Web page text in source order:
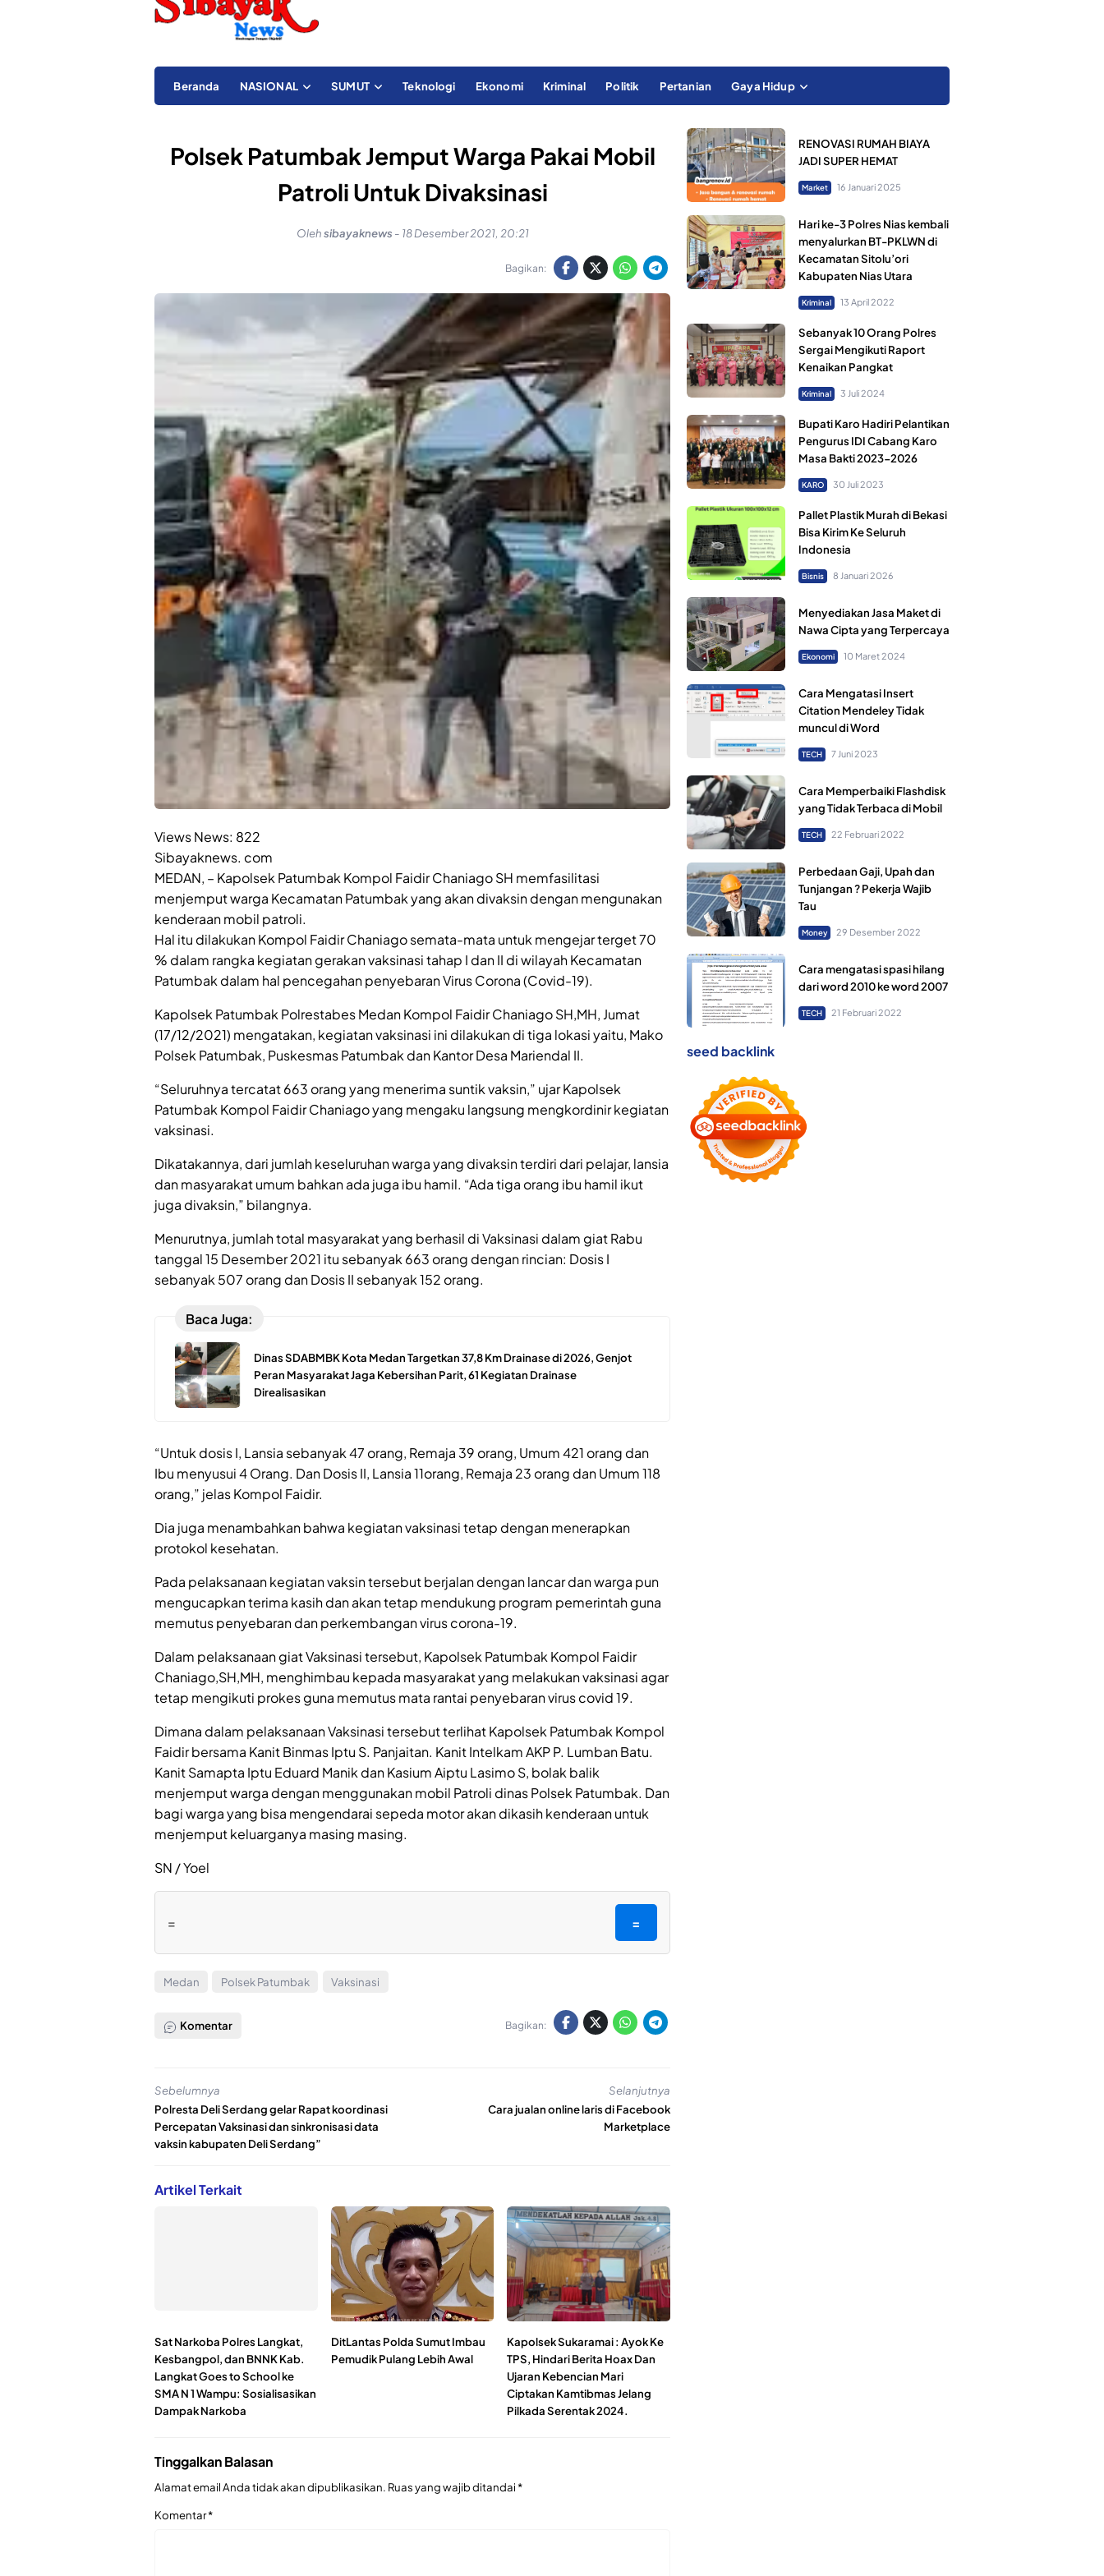
Beranda NASIONAL SUMUT Teknologi Ekonomi Kriminal Politik Pertanian Gaya Hidup
Polsek Patumbak Jemput Warga Pakai Mobil
Patroli Untuk Divaksinasi
Olehsibayaknews - 18 Desember 2021, 20:21
Bagikan:
Views News: 822
Sibayaknews. com
MEDAN, – Kapolsek Patumbak Kompol Faidir Chaniago SH memfasilitasi
menjemput warga Kecamatan Patumbak yang akan divaksin dengan mengunakan
kenderaan mobil patroli.
Hal itu dilakukan Kompol Faidir Chaniago semata-mata untuk mengejar terget 70
% dalam rangka kegiatan gerakan vaksinasi tahap I dan II di wilayah Kecamatan
Patumbak dalam hal pencegahan penyebaran Virus Corona (Covid-19).
Kapolsek Patumbak Polrestabes Medan Kompol Faidir Chaniago SH,MH, Jumat
(17/12/2021) mengatakan, kegiatan vaksinasi ini dilakukan di tiga lokasi yaitu, Mako
Polsek Patumbak, Puskesmas Patumbak dan Kantor Desa Mariendal II.
“Seluruhnya tercatat 663 orang yang menerima suntik vaksin,” ujar Kapolsek
Patumbak Kompol Faidir Chaniago yang mengaku langsung mengkordinir kegiatan
vaksinasi.
Dikatakannya, dari jumlah keseluruhan warga yang divaksin terdiri dari pelajar, lansia
dan masyarakat umum bahkan ada juga ibu hamil. “Ada tiga orang ibu hamil ikut
juga divaksin,” bilangnya.
Menurutnya, jumlah total masyarakat yang berhasil di Vaksinasi dalam giat Rabu
tanggal 15 Desember 2021 itu sebanyak 663 orang dengan rincian: Dosis I
sebanyak 507 orang dan Dosis II sebanyak 152 orang.
Baca Juga:
Dinas SDABMBK Kota Medan Targetkan 37,8 Km Drainase di 2026, Genjot
Peran Masyarakat Jaga Kebersihan Parit, 61 Kegiatan Drainase
Direalisasikan
“Untuk dosis I, Lansia sebanyak 47 orang, Remaja 39 orang, Umum 421 orang dan
Ibu menyusui 4 Orang. Dan Dosis II, Lansia 11orang, Remaja 23 orang dan Umum 118
orang,” jelas Kompol Faidir.
Dia juga menambahkan bahwa kegiatan vaksinasi tetap dengan menerapkan
protokol kesehatan.
Pada pelaksanaan kegiatan vaksin tersebut berjalan dengan lancar dan warga pun
mengucapkan terima kasih dan akan tetap mendukung program pemerintah guna
memutus penyebaran dan perkembangan virus corona-19.
Dalam pelaksanaan giat Vaksinasi tersebut, Kapolsek Patumbak Kompol Faidir
Chaniago,SH,MH, menghimbau kepada masyarakat yang melakukan vaksinasi agar
tetap mengikuti prokes guna memutus mata rantai penyebaran virus covid 19.
Dimana dalam pelaksanaan Vaksinasi tersebut terlihat Kapolsek Patumbak Kompol
Faidir bersama Kanit Binmas Iptu S. Panjaitan. Kanit Intelkam AKP P. Lumban Batu.
Kanit Samapta Iptu Eduard Manik dan Kasium Aiptu Lasimo S, bolak balik
menjemput warga dengan menggunakan mobil Patroli dinas Polsek Patumbak. Dan
bagi warga yang bisa mengendarai sepeda motor akan dikasih kenderaan untuk
menjemput keluarganya masing masing.
SN / Yoel
= =
Medan Polsek Patumbak Vaksinasi
Komentar Bagikan:
Sebelumnya
Polresta Deli Serdang gelar Rapat koordinasi
Percepatan Vaksinasi dan sinkronisasi data
vaksin kabupaten Deli Serdang”
Selanjutnya
Cara jualan online laris di Facebook
Marketplace
Artikel Terkait
Sat Narkoba Polres Langkat,
Kesbangpol, dan BNNK Kab.
Langkat Goes to School ke
SMA N 1 Wampu: Sosialisasikan
Dampak Narkoba
DitLantas Polda Sumut Imbau
Pemudik Pulang Lebih Awal
Kapolsek Sukaramai : Ayok Ke
TPS, Hindari Berita Hoax Dan
Ujaran Kebencian Mari
Ciptakan Kamtibmas Jelang
Pilkada Serentak 2024.
Tinggalkan Balasan
Alamat email Anda tidak akan dipublikasikan. Ruas yang wajib ditandai*
Komentar*
RENOVASI RUMAH BIAYA
JADI SUPER HEMAT
Market 16 Januari 2025
Hari ke-3 Polres Nias kembali
menyalurkan BT-PKLWN di
Kecamatan Sitolu’ori
Kabupaten Nias Utara
Kriminal 13 April 2022
Sebanyak 10 Orang Polres
Sergai Mengikuti Raport
Kenaikan Pangkat
Kriminal 3 Juli 2024
Bupati Karo Hadiri Pelantikan
Pengurus IDI Cabang Karo
Masa Bakti 2023-2026
KARO 30 Juli 2023
Pallet Plastik Murah di Bekasi
Bisa Kirim Ke Seluruh
Indonesia
Bisnis 8 Januari 2026
Menyediakan Jasa Maket di
Nawa Cipta yang Terpercaya
Ekonomi 10 Maret 2024
Cara Mengatasi Insert
Citation Mendeley Tidak
muncul di Word
TECH 7 Juni 2023
Cara Memperbaiki Flashdisk
yang Tidak Terbaca di Mobil
TECH 22 Februari 2022
Perbedaan Gaji, Upah dan
Tunjangan ? Pekerja Wajib
Tau
Money 29 Desember 2022
Cara mengatasi spasi hilang
dari word 2010 ke word 2007
TECH 21 Februari 2022
seed backlink